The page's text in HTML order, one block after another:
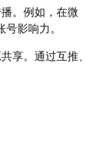
。例如，在微
影响力。
享。通过互推、